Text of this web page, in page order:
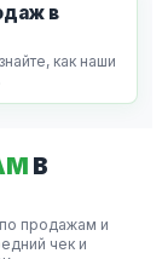
в
как наши
В
продажам и
чек и